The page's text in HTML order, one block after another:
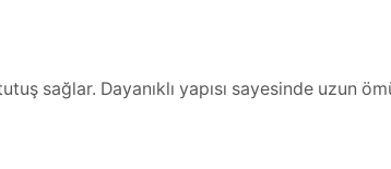
sağlar. Dayanıklı yapısı sayesinde uzun